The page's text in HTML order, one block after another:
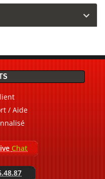
/ Aide
Chat